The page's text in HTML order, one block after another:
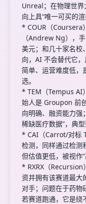
Unreal；在物理世界
向上具“唯一可买的渲
* COUR（Coursera
（Andrew Ng），
美元；和几十家名校
向，AI 不会替代它
简单、运营难度低，
选。
* TEM（Tempus AI
始人是 Groupon 前
向明确、融资能力强
稀缺医疗数据”，典型
* CAI（Carrot/对标
检测，同样通过检测
但估值更低，被视作“
* RXRX（Recursion
资并拥有该赛道最大
对手；问题在于药物
若赛道跑通，它是绕